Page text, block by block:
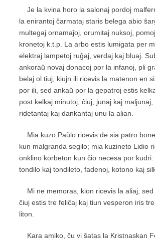
Je la kvina horo la salonaj pordoj
la enirantoj ĉarmataj staris belega abio
multegaj ornamaĵoj, orumitaj nuksoj,
kronetoj k.t.p. La arbo estis lumigata per
elektraj lampetoj ruĝaj, verdaj kaj bluaj.
ankoraŭ novaj donacoj por la infanoj, pli
belaj ol tiuj, kiujn ili ricevis la matenon en
por ili, sed ankaŭ por la gepatroj estis
post kelkaj minutoj, ĉiuj, junaj kaj maljunaj,
ridetantaj kaj dankantaj unu la alian.
Mia kuzo Paŭlo ricevis de sia patro
kun malgranda segilo; mia kuzineto Lidio
onklino korbeton kun ĉio necesa por kudri:
tondilo kaj tondileto, fadenoj, kotono kaj
Mi ne memoras, kion ricevis la aliaj, sed
ĉiuj estis tre feliĉaj kaj tiun vesperon iris
liton.
Kara amiko, ĉu vi ŝatas la Kristnaskan